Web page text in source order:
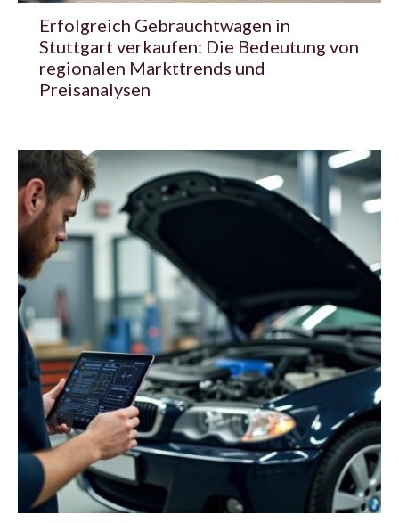
Erfolgreich Gebrauchtwagen in
Stuttgart verkaufen: Die Bedeutung von
regionalen Markttrends und
Preisanalysen